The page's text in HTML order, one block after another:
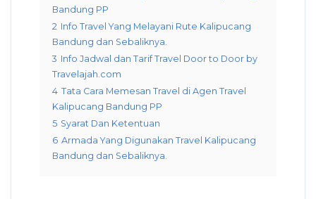
Bandung PP
2 Info Travel Yang Melayani Rute Kalipucang
Bandung dan Sebaliknya.
3 Info Jadwal dan Tarif Travel Door to Door by
Travelajah.com
4 Tata Cara Memesan Travel di Agen Travel
Kalipucang Bandung PP
5 Syarat Dan Ketentuan
6 Armada Yang Digunakan Travel Kalipucang
Bandung dan Sebaliknya.